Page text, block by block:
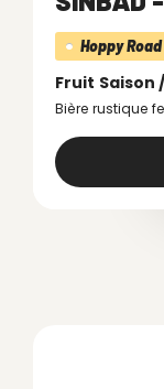
Hoppy Road
Fruit Saison
Bière rustique